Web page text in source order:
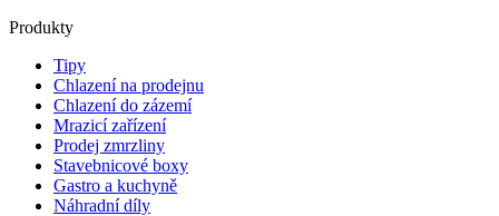
Produkty
Tipy
Chlazení na prodejnu
Chlazení do zázemí
Mrazicí zařízení
Prodej zmrzliny
Stavebnicové boxy
Gastro a kuchyně
Náhradní díly